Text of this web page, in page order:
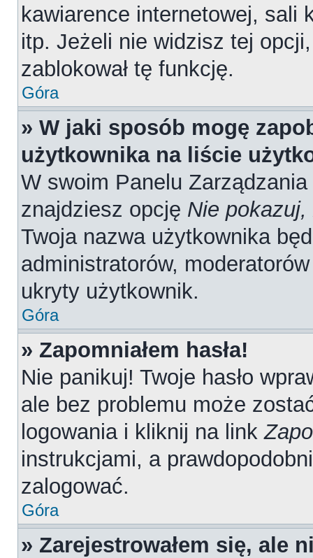
kawiarence internetowej, sali
itp. Jeżeli nie widzisz tej
zablokował tę funkcję.
Góra
» W jaki sposób mogę
użytkownika na liście
W swoim Panelu
znajdziesz opcję Nie
Twoja nazwa użytkownika
administratorów,
ukryty użytkownik.
Góra
» Zapomniałem hasła!
Nie panikuj! Twoje hasło
ale bez problemu może
logowania i kliknij na link
instrukcjami, a
zalogować.
Góra
» Zarejestrowałem się, ale